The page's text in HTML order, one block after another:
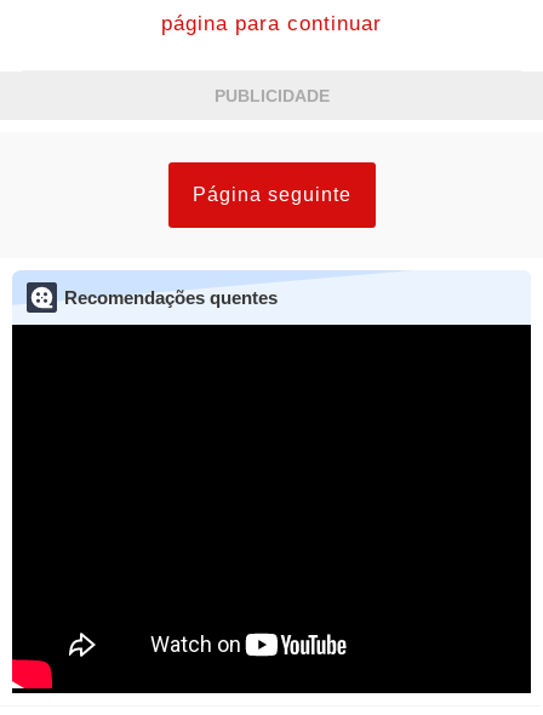
página para continuar
PUBLICIDADE
Página seguinte
Recomendações quentes